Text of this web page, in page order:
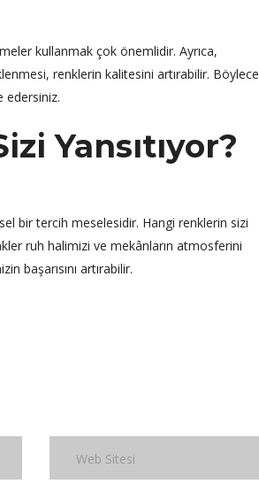
kullanmak çok önemlidir. Ayrıca,
renklerin kalitesini artırabilir. Böylece
edersiniz.
Yansıtıyor?
bir tercih meselesidir. Hangi renklerin sizi
ruh halimizi ve mekânların atmosferini
başarısını artırabilir.